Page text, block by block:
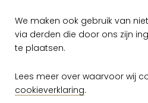
We maken ook gebruik van
via derden die door ons zijn
te plaatsen.
Lees meer over waarvoor wij
cookieverklaring.